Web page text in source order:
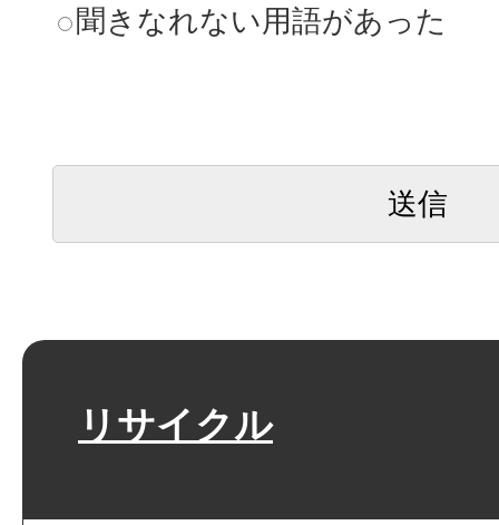
聞きなれない用語があった
リサイクル